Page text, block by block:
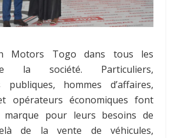
Motors Togo dans tous les
la société. Particuliers,
publiques, hommes d’affaires,
opérateurs économiques font
marque pour leurs besoins de
de la vente de véhicules,